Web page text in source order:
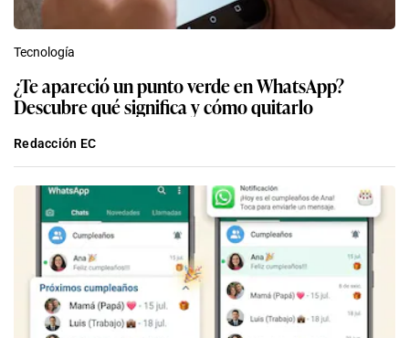
Tecnología
¿Te apareció un punto verde en WhatsApp?
Descubre qué significa y cómo quitarlo
Redacción EC